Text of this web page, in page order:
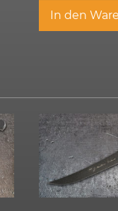
In den